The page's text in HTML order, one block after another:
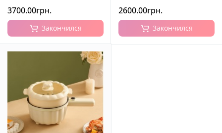
3700.00грн.
Закончился
2600.00грн.
Закончился